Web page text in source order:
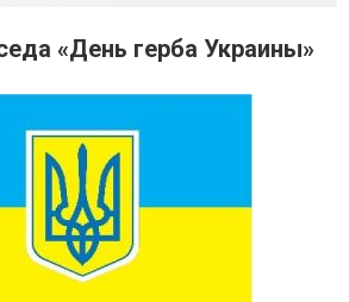
«День герба Украины»